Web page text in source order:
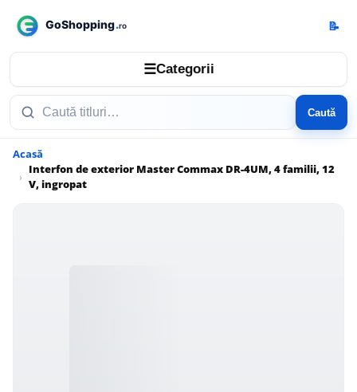
☰Categorii
Caută
📝
Acasă
Interfon de exterior Master Commax DR-4UM, 4 familii, 12
V, ingropat